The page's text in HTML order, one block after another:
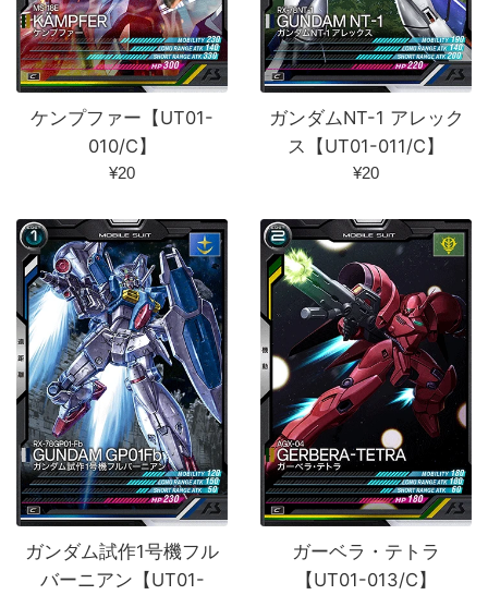
ケンプファー【UT01-
010/C】
通
価
格
¥20
ガンダムNT-1 アレック
ス【UT01-011/C】
通
価
格
¥20
ガンダム試作1号機フル
バーニアン【UT01-
ガーベラ・テトラ
【UT01-013/C】